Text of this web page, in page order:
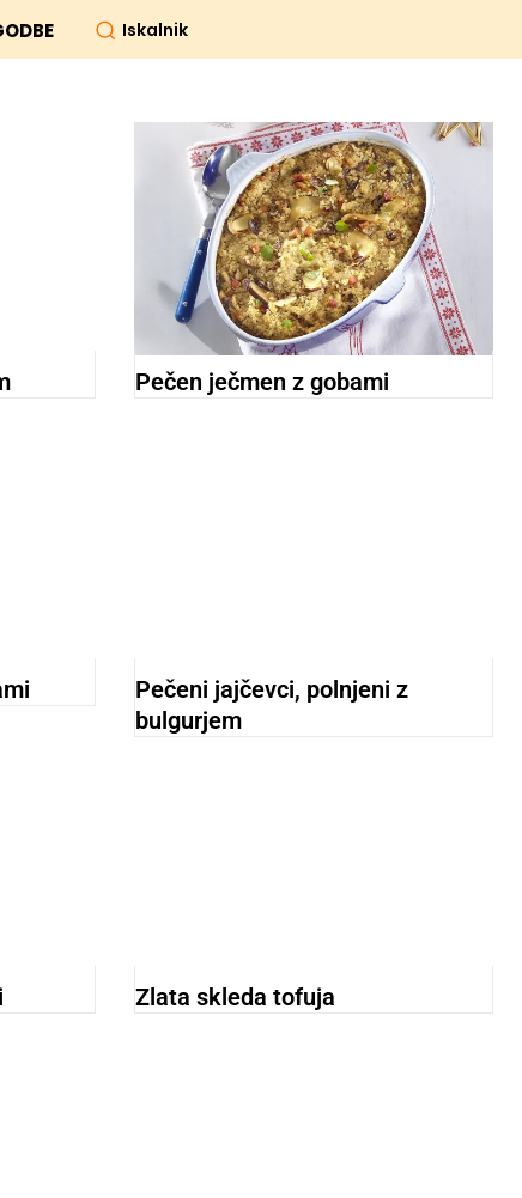
Iskalnik
Pečen ječmen z gobami
Pečeni jajčevci, polnjeni z
bulgurjem
Zlata skleda tofuja